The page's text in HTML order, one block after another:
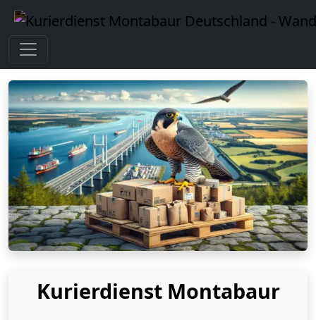
Kurierdienst Montabaur